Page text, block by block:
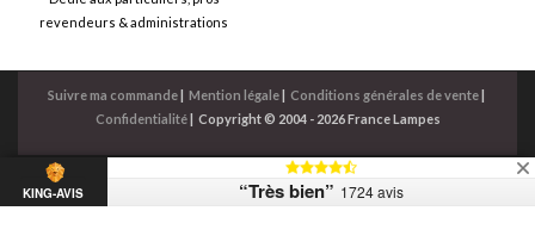
revendeurs & administrations
Suivre ma commande| Mention légale| Conditions générales de vente|
Confidentialité| Copyright © 2004 - 2026 France Lampes
KING-AVIS “Très bien” 1724 avis